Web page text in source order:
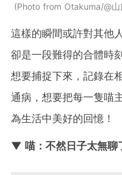
Photo from Otakuma/@
這樣的瞬間或許對其他
卻是一段難得的合體時
想要捕捉下來，記錄在
通病，想要把每一隻喵
為生活中美好的回憶！
▼ 喵：不然日子太無聊